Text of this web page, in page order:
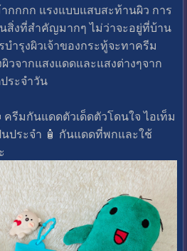
กกกก แรงแบบแสบสะท้านผิว การ
นสิ่งที่สำคัญมากๆ ไม่ว่าจะอยู่ที่บ้าน
ำรุงผิวเจ้าของกระทู้จะทาครีม
วจากแสงแดดและแสงต่างๆจาก
ระจำวัน
ครีมกันแดดตัวเด็ดตัวโดนใจ ไอเท็ม
ประจำ 🧴 กันแดดที่พกและใช้